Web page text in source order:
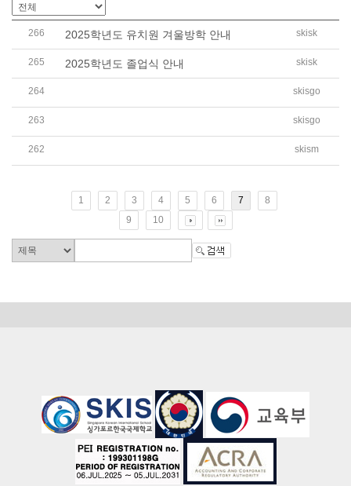
266 2025학년도 유치원 겨울방학 안내 skisk
265 2025학년도 졸업식 안내 skisk
264 2025학년도 2학기 겨울방학 유,초,중,고 CCA 급식비 납부
skisgo
263 2025학년도 저소득층 학생 학비 국고 지원금 신청 안내
skisgo
262 2026학년도 G10, G11, G12 선택과목 최종 신청 안내 가
skism
1 2 3 4 5 6 7
8
9
10